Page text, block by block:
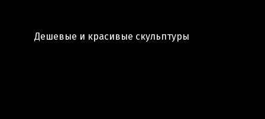
Дешевые и красивые скульптуры